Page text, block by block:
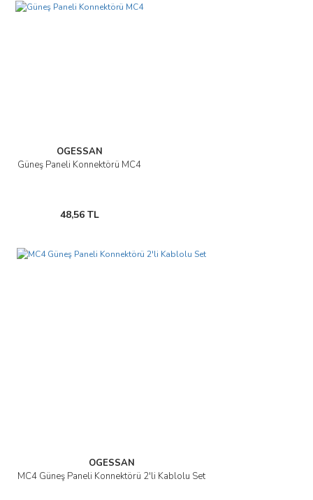
OGESSAN
Güneş Paneli Konnektörü MC4
48,56 TL
OGESSAN
MC4 Güneş Paneli Konnektörü 2'li Kablolu Set